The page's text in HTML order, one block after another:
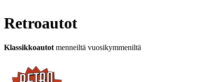
Retroautot
Klassikkoautot menneiltä vuosikymmeniltä